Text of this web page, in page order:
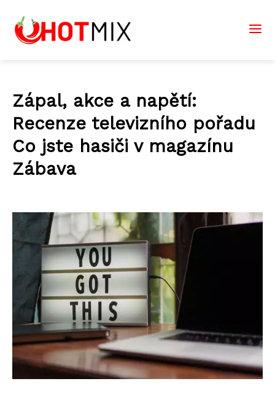
Zápal, akce a napětí:
Recenze televizního pořadu
Co jste hasiči v magazínu
Zábava